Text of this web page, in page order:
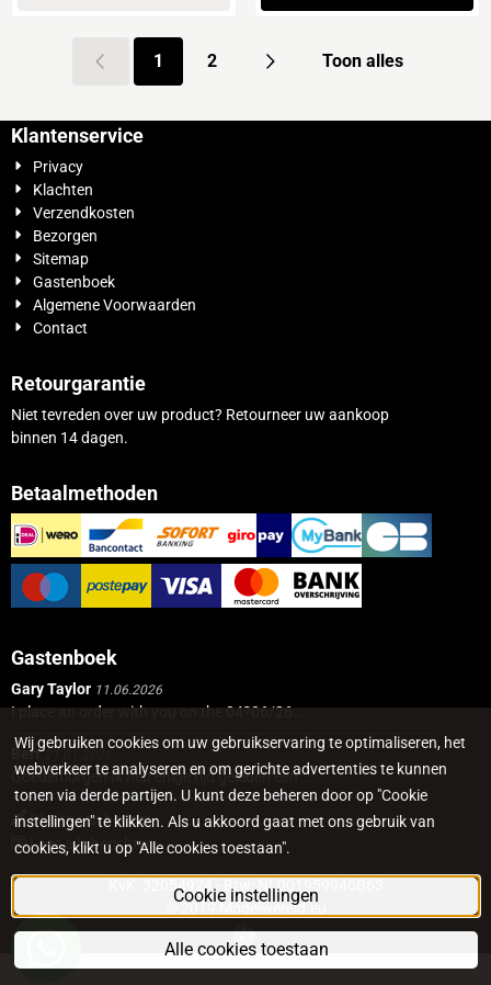
1 2 Toon alles
Klantenservice
Privacy
Klachten
Verzendkosten
Bezorgen
Sitemap
Gastenboek
Algemene Voorwaarden
Contact
Retourgarantie
Niet tevreden over uw product? Retourneer uw aankoop
binnen 14 dagen.
Betaalmethoden
Gastenboek
Gary Taylor 11.06.2026
I place an order with you on the 04?06/26...
Bert 21.01.2026
Goedemorgen Ik heb enige tijd geleden een...
Plaats een bericht
Lees alle berichten
KvK: 32054924 - Btw: NL001959940B63
© 2019 Modelwereld.eu
Wij gebruiken cookies om uw gebruikservaring te optimaliseren, het
webverkeer te analyseren en om gerichte advertenties te kunnen
tonen via derde partijen. U kunt deze beheren door op "Cookie
instellingen" te klikken. Als u akkoord gaat met ons gebruik van
cookies, klikt u op "Alle cookies toestaan".
Cookie instellingen
Alle cookies toestaan